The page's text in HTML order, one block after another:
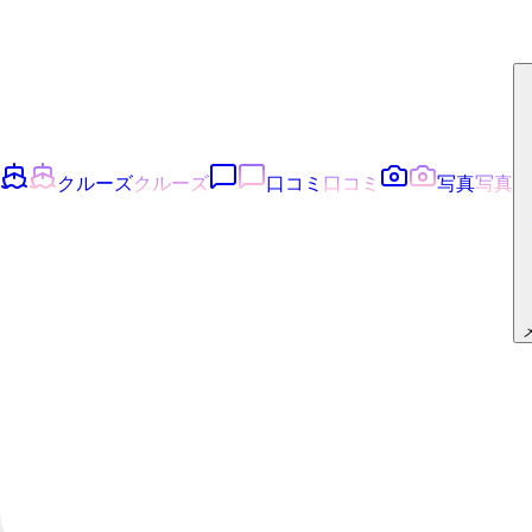
クルーズクルーズ 口コミ 口コミ 写真写真